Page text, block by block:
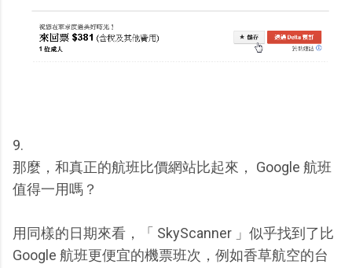
9.
那麼，和真正的航班比價網站比起來， Google 航班
值得一用嗎？
用同樣的日期來看，「 SkyScanner 」似乎找到了比
Google 航班更便宜的機票班次，例如香草航空的台